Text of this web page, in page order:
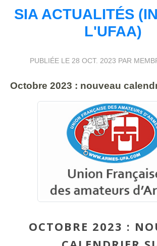
SIA ACTUALITÉS
L'UFAA)
PUBLIÉE LE 28 OCT. 2023 PAR
Octobre 2023 : nouveau
OCTOBRE 2023 :